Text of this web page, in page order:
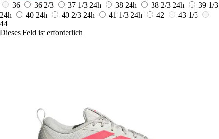
36
36 2/3 37 1/3 24h 38 24h 38 2/3 24h
39 1/3
24h
40 24h 40 2/3 24h 41 1/3 24h 42
43 1/3
44
Dieses Feld ist erforderlich